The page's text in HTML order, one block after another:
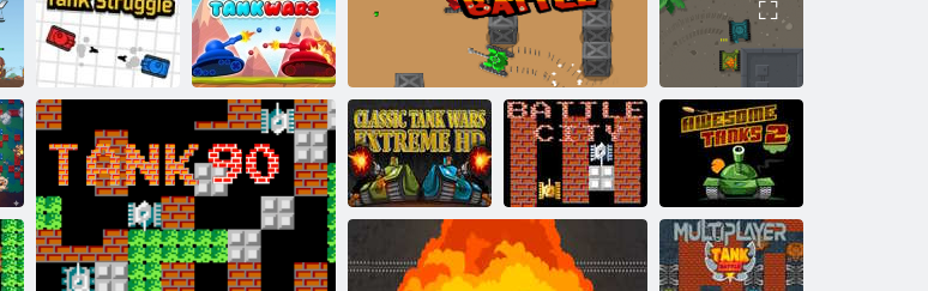
Animal metallo Tanko. io Stick Wars Wars
Serbatoio
Struggle
Wars blob Tank
Arena del
serbatoio
Classiche guerre
tra carri armati
Battaglia città in
Carri armati